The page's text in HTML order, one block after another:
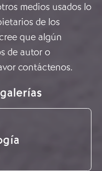
medios usados lo
de los
que algún
de autor o
contáctenos.